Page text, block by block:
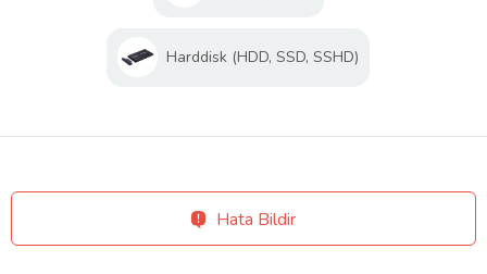
Harddisk (HDD, SSD, SSHD)
Hata Bildir